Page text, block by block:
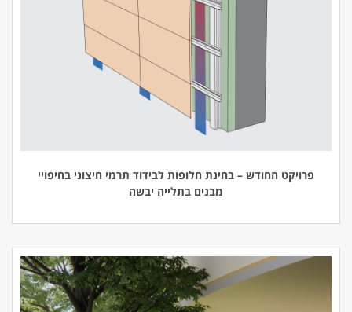
פרויקט החודש – בחינת חלופות לבידוד תרמי חיצוני בחיפויי
מבנים בתלייה יבשה